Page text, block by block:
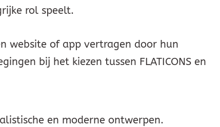
rol speelt.
website of app vertragen door hun
bij het kiezen tussen FLATICONS en
en moderne ontwerpen.